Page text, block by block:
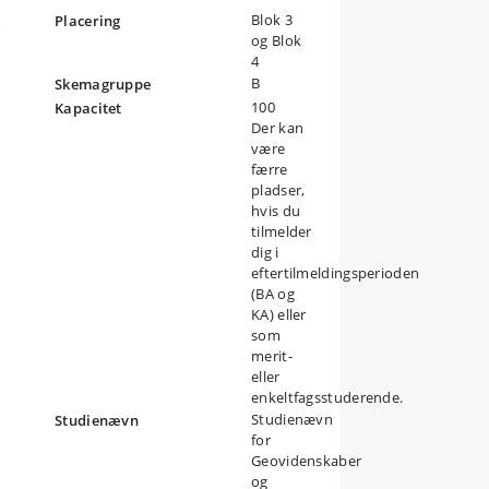
Placering
Blok 3
og Blok
4
Skemagruppe
B
Kapacitet
100
Der kan
være
færre
pladser,
hvis du
tilmelder
dig i
eftertilmeldingsperioden
(BA og
KA) eller
som
merit-
eller
enkeltfagsstuderende.
Studienævn
Studienævn
for
Geovidenskaber
og